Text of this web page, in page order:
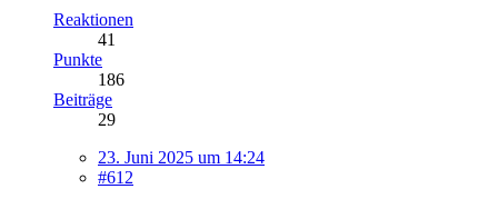
Reaktionen
41
Punkte
186
Beiträge
29
23. Juni 2025 um 14:24
#612